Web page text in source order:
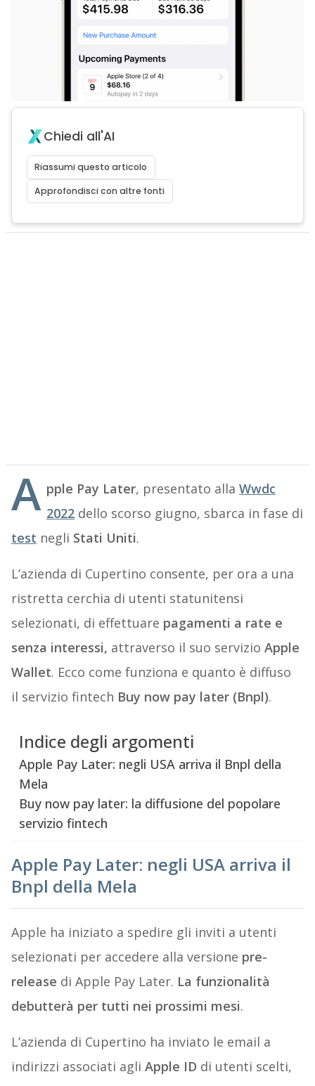
Chiedi all'AI
Riassumi questo articolo
Approfondisci con altre fonti
A pple Pay Later, presentato alla Wwdc
2022dello scorso giugno, sbarca in fase di
test negli Stati Uniti.
L’azienda di Cupertino consente, per ora a una
ristretta cerchia di utenti statunitensi
selezionati, di effettuare pagamenti a rate e
senza interessi, attraverso il suo servizio Apple
Wallet. Ecco come funziona e quanto è diffuso
il servizio fintech Buy now pay later (Bnpl).
Indice degli argomenti
Apple Pay Later: negli USA arriva il Bnpl della
Mela
Buy now pay later: la diffusione del popolare
servizio fintech
Apple Pay Later: negli USA arriva il
Bnpl della Mela
Apple ha iniziato a spedire gli inviti a utenti
selezionati per accedere alla versione pre-
release di Apple Pay Later. La funzionalità
debutterà per tutti nei prossimi mesi.
L’azienda di Cupertino ha inviato le email a
indirizzi associati agli Apple ID di utenti scelti,